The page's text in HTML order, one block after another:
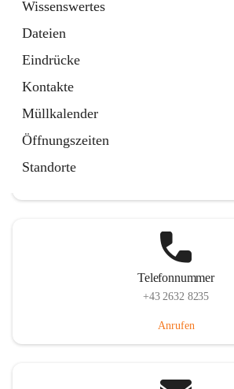
Wissenswertes
Dateien
Eindrücke
Kontakte
Müllkalender
Öffnungszeiten
Standorte
Telefonnummer
+43 2632 8235
Anrufen